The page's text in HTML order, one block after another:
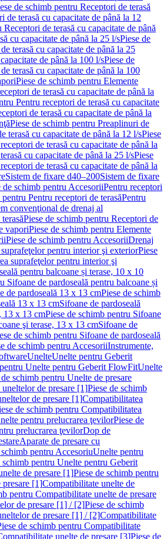
de schimb pentru Receptori de terasă
de terasă cu capacitate de până la 12
de terasă cu capacitate de până
cu capacitate de până la 25 l/sPiese de
terasă cu capacitate de până la 25
de până la 100 l/sPiese de
terasă cu capacitate de până la 100
Piese de schimb pentru Elemente
de terasă cu capacitate de până la
Pentru receptori de terasă cu capacitate
de terasă cu capacitate de până la
Piese de schimb pentru Preaplinuri de
terasă cu capacitate de până la 12 l/sPiese
de terasă cu capacitate de până la
cu capacitate de până la 25 l/sPiese
de terasă cu capacitate de până la
Sistem de fixare d40–200Sistem de fixare
de schimb pentru AccesoriiPentru receptori
Pentru receptori de terasăPentru
convenţional de drenaj al
Piese de schimb pentru Receptori de
vaporiPiese de schimb pentru Elemente
Piese de schimb pentru AccesoriiDrenaj
pentru interior şi exteriorPiese
suprafeţelor pentru interior şi
pentru balcoane și terase, 10 x 10
Sifoane de pardoseală pentru balcoane și
de pardoseală 13 x 13 cmPiese de schimb
13 x 13 cmSifoane de pardoseală
13 x 13 cmPiese de schimb pentru Sifoane
şi terase, 13 x 13 cmSifoane de
de schimb pentru Sifoane de pardoseală
de schimb pentru AccesoriiInstrumente,
UnelteUnelte pentru Geberit
Unelte pentru Geberit FlowFitUnelte
de schimb pentru Unelte de presare
de presare [1]Piese de schimb
de presare [1]Compatibilitatea
de schimb pentru Compatibilitatea
pentru prelucrarea ţevilorPiese de
prelucrarea ţevilorDop de
Aparate de presare cu
schimb pentru AccesoriuUnelte pentru
schimb pentru Unelte pentru Geberit
de presare [1]Piese de schimb pentru
presare [1]Compatibilitate unelte de
pentru Compatibilitate unelte de presare
de presare [1] / [2]Piese de schimb
de presare [1] / [2]Compatibilitate
de schimb pentru Compatibilitate
unelte de presare [3]Piese de